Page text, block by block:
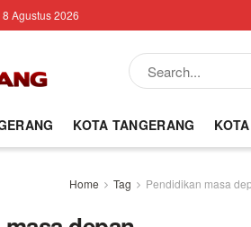
Agustus 2026
KOTA TANGERANG
Home Tag Pendidikan masa